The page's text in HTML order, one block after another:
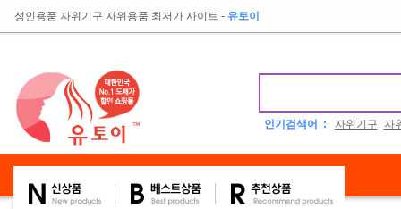
성인용품 자위기구 자위용품 최저가 사이트 - 유토이
인기검색어 : 자위기구 자